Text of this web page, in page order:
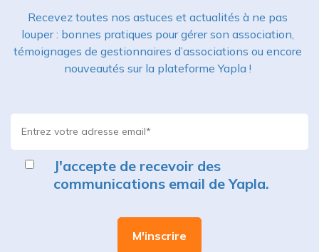
Recevez toutes nos astuces et actualités à ne pas
louper : bonnes pratiques pour gérer son association,
témoignages de gestionnaires d’associations ou encore
nouveautés sur la plateforme Yapla !
J'accepte de recevoir des
communications email de Yapla.